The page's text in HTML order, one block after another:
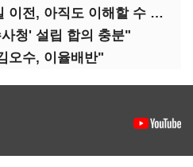
김한규 "대통령 집무실 이전, 아직도 이해할 수 없는 결정"
청' 설립 합의 충분"
오수, 이율배반"